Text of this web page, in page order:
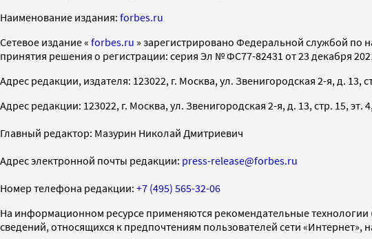
Наименование издания: forbes.ru
Cетевое издание « forbes.ru » зарегистрировано Федеральной службой по
принятия решения о регистрации: серия Эл № ФС77-82431 от 23 декабря
Адрес редакции, издателя: 123022, г. Москва, ул. Звенигородская 2-я, д. 13,
Адрес редакции: 123022, г. Москва, ул. Звенигородская 2-я, д. 13, стр. 15, эт.
Главный редактор: Мазурин Николай Дмитриевич
Адрес электронной почты редакции: press-release@forbes.ru
Номер телефона редакции: +7 (495) 565-32-06
На информационном ресурсе применяются рекомендательные
сведений, относящихся к предпочтениям пользователей сети